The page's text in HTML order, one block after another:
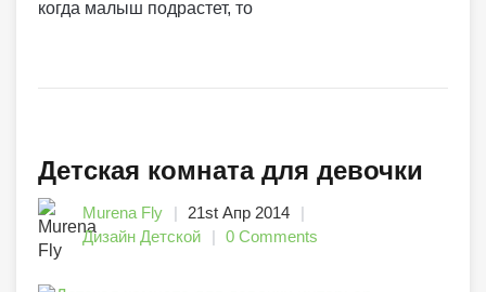
когда малыш подрастет, то
Детская комната для девочки
Murena Fly
21st Апр 2014
Дизайн Детской
0 Comments